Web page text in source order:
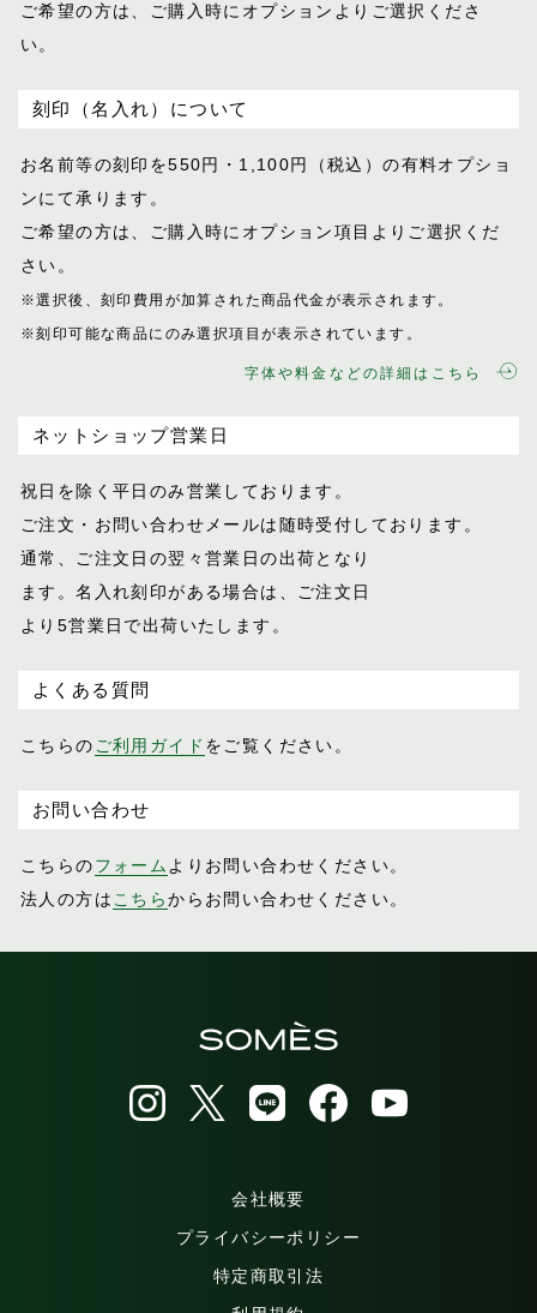
ご希望の方は、ご購入時にオプションより ご選択くださ
い。
刻印（名入れ）について
お名前等の刻印を550円・1,100円（税込）の有料オプショ
ンにて承ります。
ご希望の方は、ご購入時にオプション項目 よりご選択くだ
さい。
※選択後、刻印費用が加算された商品代金が表示 されます。
※刻印可能な商品にのみ選択項目が表示されてい ます。
字体や料金などの詳細はこちら
ネットショップ営業日
祝日を除く平日のみ営業しております。
ご注文・お問い合わせメールは随時受付し ております。
通常、ご注文日の翌々営業日の出荷となり
ます。名入れ刻印がある場合は、ご注文日
より5営業日で出荷いたします。
よくある質問
こちらの ご利用ガイド をご覧ください。
お問い合わせ
こちらのフォーム よりお問い合わせください。
法人の方は こちらからお問い合わせください。
会社概要
プライバシーポリシー
特定商取引法